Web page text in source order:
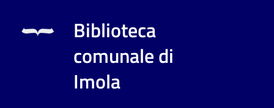
Scopri
Biblioteca
comunale di
Imola